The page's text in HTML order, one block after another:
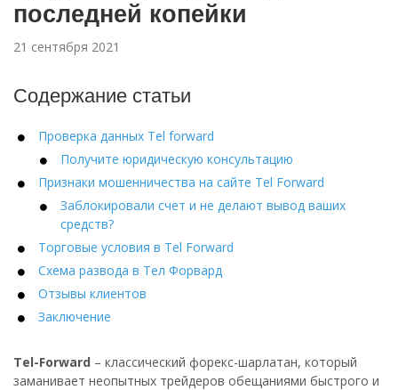
последней копейки
21 сентября 2021
Содержание статьи
Проверка данных Tel forward
Получите юридическую консультацию
Признаки мошенничества на сайте Tel Forward
Заблокировали счет и не делают вывод ваших
средств?
Торговые условия в Tel Forward
Схема развода в Тел Форвард
Отзывы клиентов
Заключение
Tel-Forward – классический форекс-шарлатан, который
заманивает неопытных трейдеров обещаниями быстрого и